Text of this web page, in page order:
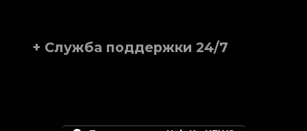
+ Служба поддержки 24/7